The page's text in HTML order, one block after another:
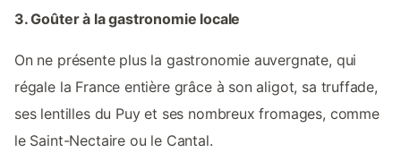
3. Goûter à la gastronomie locale
On ne présente plus la gastronomie auvergnate, qui
régale la France entière grâce à son aligot, sa truffade,
ses lentilles du Puy et ses nombreux fromages, comme
le Saint-Nectaire ou le Cantal.